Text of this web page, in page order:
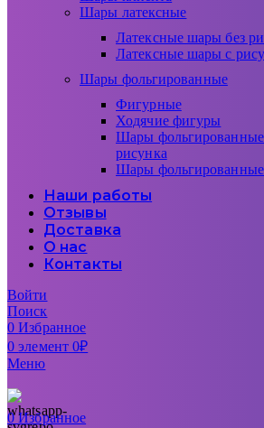
Шары латексные
Латексные шары без
Латексные шары с
Шары фольгированные
Фигурные
Ходячие фигуры
Шары фольгированные
рисунка
Шары
Наши работы
Отзывы
Доставка
О нас
Контакты
Войти
Поиск
0Избранное
0элемент 0₽
Меню
0Избранное